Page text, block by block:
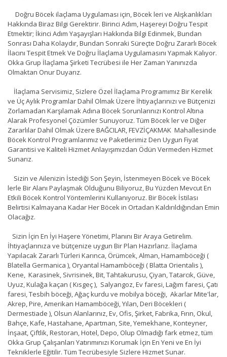
Doğru Böcek ilaçlama Uygulaması için, Böcek leri ve Alışkanlıkları
Hakkında Biraz Bilgi Gerektirir. Birinci Adım, Haşereyi Doğru Tespit
Etmektir; İkinci Adım Yaşayışları Hakkında Bilgi Edinmek, Bundan
Sonrası Daha Kolaydır, Bundan Sonraki Süreçte Doğru Zararlı Böcek
İlacını Tespit Etmek Ve Doğru İlaçlama Uygulamasını Yapmak Kalıyor.
Okka Grup İlaçlama Şirketi Tecrübesi ile Her Zaman Yanınızda
Olmaktan Onur Duyarız.
İlaçlama Servisimiz, Sizlere Özel İlaçlama Programımız Bir Kerelik
ve Üç Aylık Programlar Dahil Olmak Üzere İhtiyaçlarınızı ve Bütçenizi
Zorlamadan Karşılamak Adına Böcek Sorunlarınızı Kontrol Altına
Alarak Profesyonel Çözümler Sunuyoruz. Tüm Böcek ler ve Diğer
Zararlılar Dahil Olmak Üzere BAĞCILAR, FEVZİÇAKMAK Mahallesinde
Böcek Kontrol Programlarımız ve Paketlerimiz Den Uygun Fiyat
Garantisi ve Kaliteli Hizmet Anlayışımızdan Ödün Vermeden Hizmet
Sunarız.
Sizin ve Ailenizin İstediği Son Şeyin, İstenmeyen Böcek ve Böcek
lerle Bir Alanı Paylaşmak Olduğunu Biliyoruz, Bu Yüzden Mevcut En
Etkili Böcek Kontrol Yöntemlerini Kullanıyoruz. Bir Böcek İstilası
Belirtisi Kalmayana Kadar Her Böcek in Ortadan Kaldırıldığından Emin
Olacağız.
Sizin İçin En İyi Haşere Yönetimi, Planını Bir Araya Getirelim.
İhtiyaçlarınıza ve bütçenize uygun Bir Plan Hazırlarız. İlaçlama
Yapılacak Zararlı Türleri Karınca, Örümcek, Alman, Hamamböceği (
Blatella Germanica ), Oryantal Hamamböceği ( Blatta Orientalis ),
Kene, Karasinek, Sivrisinek, Bit, Tahtakurusu, Çiyan, Tatarcık, Güve,
Uyuz, Kulağa kaçan ( Kısgeç ), Salyangoz, Ev faresi, Lağım faresi, Çatı
faresi, Tesbih böceği, Ağaç kurdu ve mobilya böceği, Akarlar Mite'lar,
Akrep, Pire, Amerikan Hamamböceği, Yılan, Deri Böcekleri (
Dermestiade ), Olsun Alanlarınız, Ev, Ofis, Şirket, Fabrika, Fırın, Okul,
Bahçe, Kafe, Hastahane, Apartman, Site, Yemekhane, Konteyner,
İnşaat, Çiftlik, Restoran, Hotel, Depo, Olup Olmadığı fark etmez, tüm
Okka Grup Çalışanları Yatırımınızı Korumak İçin En Yeni ve En İyi
Tekniklerle Eğitilir. Tüm Tecrübesiyle Sizlere Hizmet Sunar.